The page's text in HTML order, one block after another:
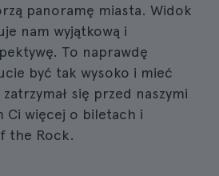
panoramę miasta. Widok
nam wyjątkową i
To naprawdę
być tak wysoko i mieć
się przed naszymi
Ci więcej o biletach i
the Rock.